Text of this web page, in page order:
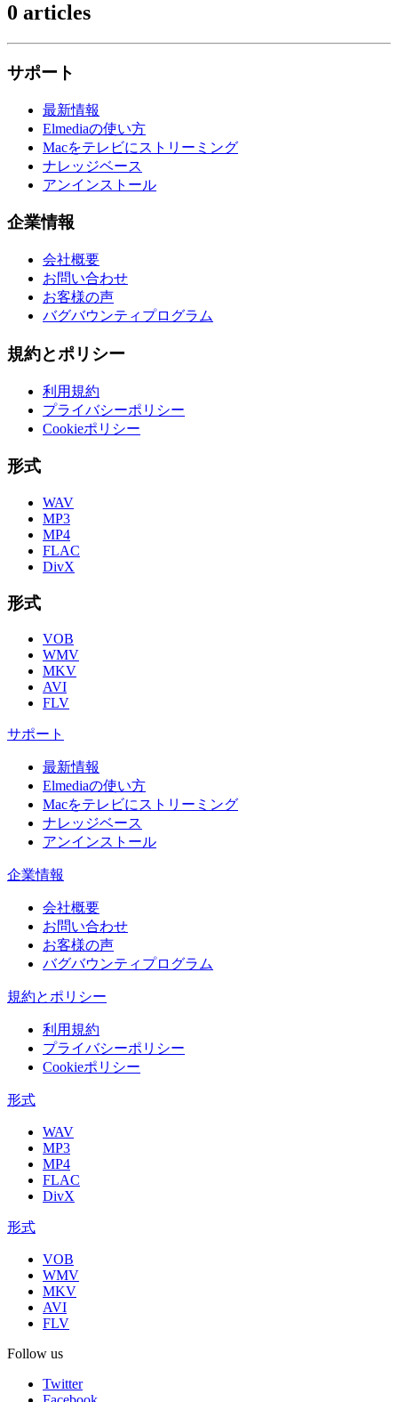
0 articles
サポート
最新情報
Elmediaの使い方
Macをテレビにストリーミング
ナレッジベース
アンインストール
企業情報
会社概要
お問い合わせ
お客様の声
バグバウンティプログラム
規約とポリシー
利用規約
プライバシーポリシー
Cookieポリシー
形式
WAV
MP3
MP4
FLAC
DivX
形式
VOB
WMV
MKV
AVI
FLV
サポート
最新情報
Elmediaの使い方
Macをテレビにストリーミング
ナレッジベース
アンインストール
企業情報
会社概要
お問い合わせ
お客様の声
バグバウンティプログラム
規約とポリシー
利用規約
プライバシーポリシー
Cookieポリシー
形式
WAV
MP3
MP4
FLAC
DivX
形式
VOB
WMV
MKV
AVI
FLV
Follow us
Twitter